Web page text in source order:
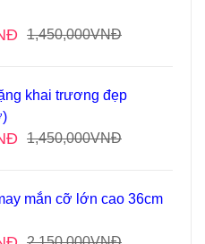
1,450,000VNĐ
khai trương đẹp
1,450,000VNĐ
mắn cỡ lớn cao 36cm